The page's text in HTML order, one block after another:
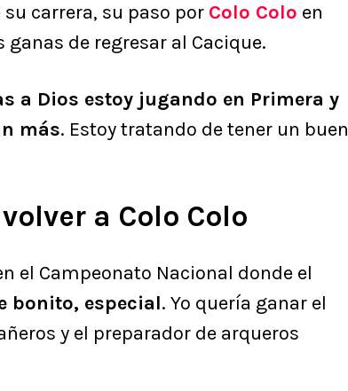
carrera, su paso por Colo Colo en
de regresar al Cacique.
a Dios estoy jugando en Primera y
más. Estoy tratando de tener un buen
a Colo Colo
el Campeonato Nacional donde el
bonito, especial. Yo quería ganar el
y el preparador de arqueros